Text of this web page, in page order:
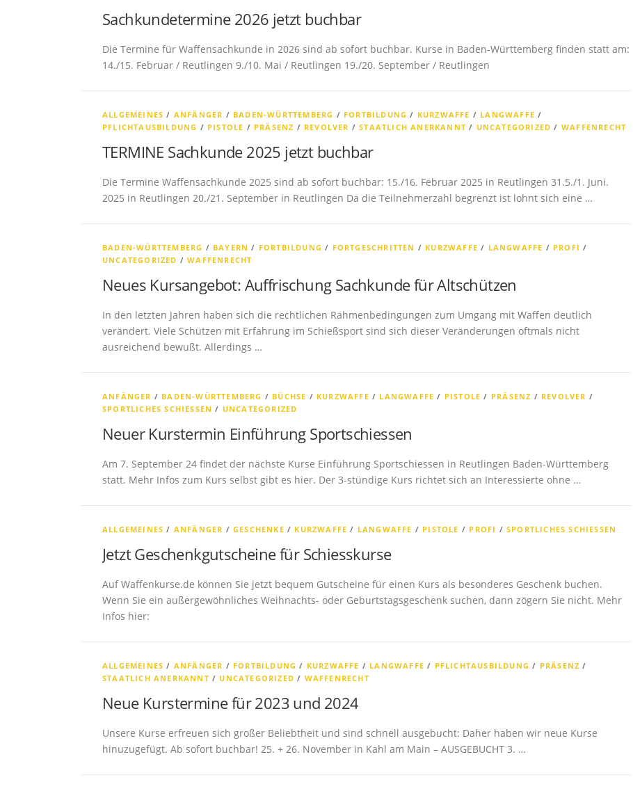
Sachkundetermine 2026 jetzt buchbar
Die Termine für Waffensachkunde in 2026 sind ab sofort buchbar. Kurse in Baden-Württemberg finden statt am:
14./15. Februar / Reutlingen 9./10. Mai / Reutlingen 19./20. September / Reutlingen
ALLGEMEINES / ANFÄNGER / BADEN-WÜRTTEMBERG / FORTBILDUNG / KURZWAFFE / LANGWAFFE /
PFLICHTAUSBILDUNG / PISTOLE / PRÄSENZ / REVOLVER /STAATLICH ANERKANNT / UNCATEGORIZED / WAFFENRECHT
TERMINE Sachkunde 2025 jetzt buchbar
Die Termine Waffensachkunde 2025 sind ab sofort buchbar: 15./16. Februar 2025 in Reutlingen 31.5./1. Juni.
2025 in Reutlingen 20./21. September in Reutlingen Da die Teilnehmerzahl begrenzt ist lohnt sich eine …
BADEN-WÜRTTEMBERG / BAYERN / FORTBILDUNG / FORTGESCHRITTEN / KURZWAFFE / LANGWAFFE / PROFI /
UNCATEGORIZED /WAFFENRECHT
Neues Kursangebot: Auffrischung Sachkunde für Altschützen
In den letzten Jahren haben sich die rechtlichen Rahmenbedingungen zum Umgang mit Waffen deutlich
verändert. Viele Schützen mit Erfahrung im Schießsport sind sich dieser Veränderungen oftmals nicht
ausreichend bewußt. Allerdings …
ANFÄNGER / BADEN-WÜRTTEMBERG / BÜCHSE / KURZWAFFE / LANGWAFFE / PISTOLE / PRÄSENZ / REVOLVER /
SPORTLICHES SCHIESSEN / UNCATEGORIZED
Neuer Kurstermin Einführung Sportschiessen
Am 7. September 24 findet der nächste Kurse Einführung Sportschiessen in Reutlingen Baden-Württemberg
statt. Mehr Infos zum Kurs selbst gibt es hier. Der 3-stündige Kurs richtet sich an Interessierte ohne …
ALLGEMEINES / ANFÄNGER /GESCHENKE / KURZWAFFE / LANGWAFFE / PISTOLE / PROFI / SPORTLICHES SCHIESSEN
Jetzt Geschenkgutscheine für Schiesskurse
Auf Waffenkurse.de können Sie jetzt bequem Gutscheine für einen Kurs als besonderes Geschenk buchen.
Wenn Sie ein außergewöhnliches Weihnachts- oder Geburtstagsgeschenk suchen, dann zögern Sie nicht. Mehr
Infos hier:
ALLGEMEINES / ANFÄNGER / FORTBILDUNG / KURZWAFFE / LANGWAFFE / PFLICHTAUSBILDUNG / PRÄSENZ /
STAATLICH ANERKANNT/ UNCATEGORIZED / WAFFENRECHT
Neue Kurstermine für 2023 und 2024
Unsere Kurse erfreuen sich großer Beliebtheit und sind schnell ausgebucht: Daher haben wir neue Kurse
hinuzugefügt. Ab sofort buchbar! 25. + 26. November in Kahl am Main – AUSGEBUCHT 3. …